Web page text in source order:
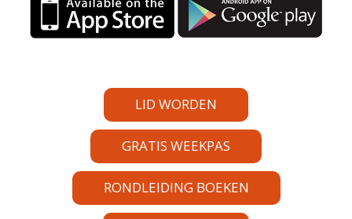
LID WORDEN
GRATIS WEEKPAS
RONDLEIDING BOEKEN